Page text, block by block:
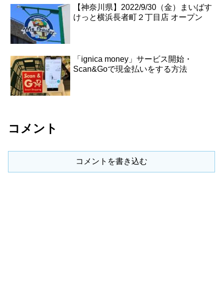
【神奈川県】2022/9/30（金）まいばす
けっと横浜長者町２丁目店 オープン
「ignica money」サービス開始・
Scan&Goで現金払いをする方法
コメント
コメントを書き込む